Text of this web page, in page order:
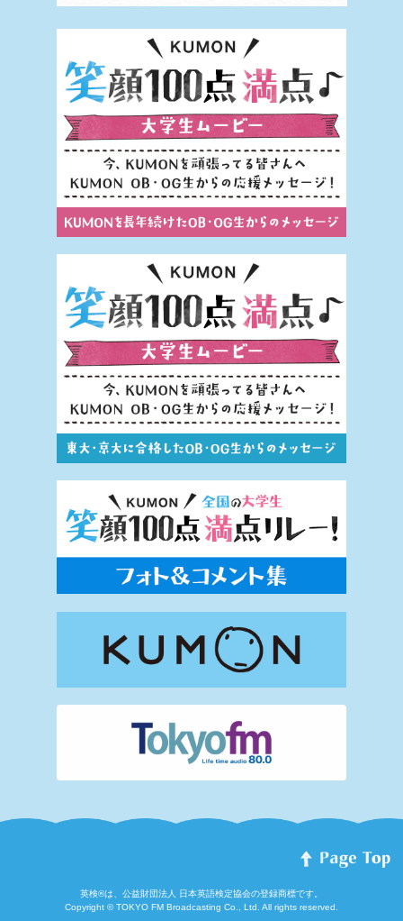
英検®は、公益財団法人 日本英語検定協会の登録商標です。
Copyright © TOKYO FM Broadcasting Co., Ltd. All rights reserved.